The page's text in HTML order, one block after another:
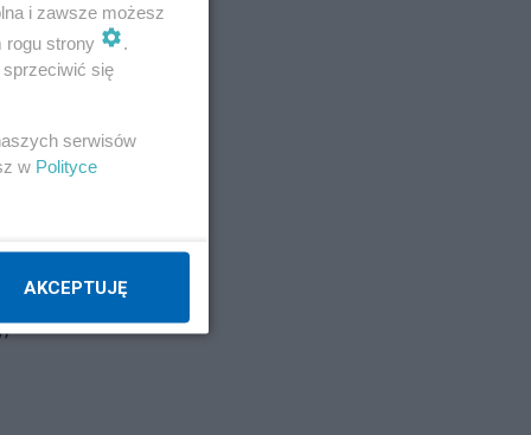
i zawsze możesz
rogu strony
.
się
serwisów
w Polityce
AKCEPTUJĘ